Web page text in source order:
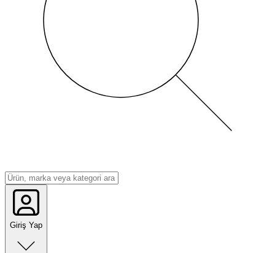
Giriş Yap